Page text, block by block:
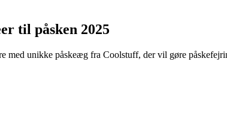
til påsken 2025
med unikke påskeæg fra Coolstuff, der vil gøre